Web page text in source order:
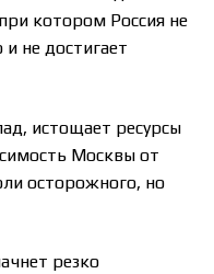
котором Россия не
не достигает
истощает ресурсы
Москвы от
осторожного, но
резко